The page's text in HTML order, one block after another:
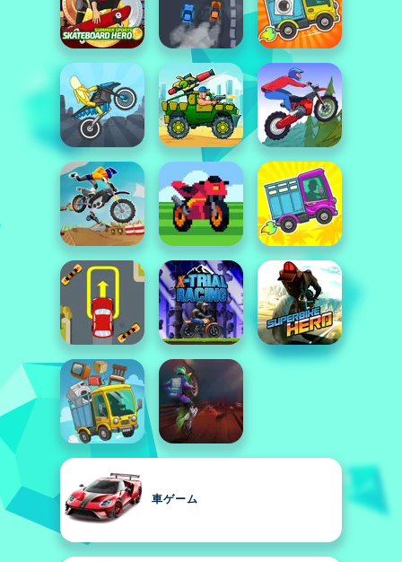
車ゲーム